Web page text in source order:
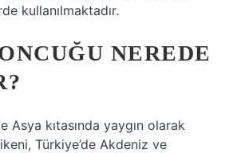
kullanılmaktadır.
NEREDE
Asya kıtasında yaygın olarak
Türkiye’de Akdeniz ve